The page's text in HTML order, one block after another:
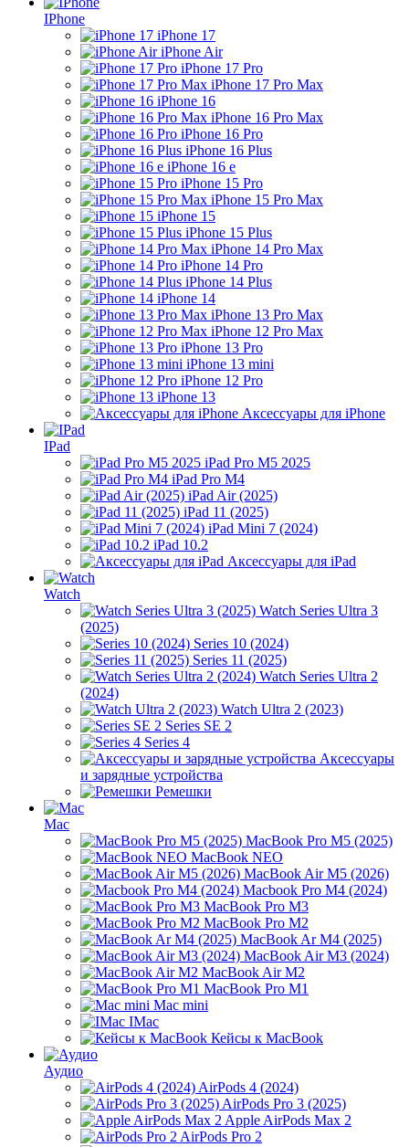
IPhone
iPhone 17
iPhone Air
iPhone 17 Pro
iPhone 17 Pro Max
iPhone 16
iPhone 16 Pro Max
iPhone 16 Pro
iPhone 16 Plus
iPhone 16 e
iPhone 15 Pro
iPhone 15 Pro Max
iPhone 15
iPhone 15 Plus
iPhone 14 Pro Max
iPhone 14 Pro
iPhone 14 Plus
iPhone 14
iPhone 13 Pro Max
iPhone 12 Pro Max
iPhone 13 Pro
iPhone 13 mini
iPhone 12 Pro
iPhone 13
Аксессуары для iPhone
IPad
iPad Pro M5 2025
iPad Pro M4
iPad Air (2025)
iPad 11 (2025)
iPad Mini 7 (2024)
iPad 10.2
Аксессуары для iPad
Watch
Watch Series Ultra 3
(2025)
Series 10 (2024)
Series 11 (2025)
Watch Series Ultra 2
(2024)
Watch Ultra 2 (2023)
Series SE 2
Series 4
Аксессуары
и зарядные устройства
Ремешки
Mac
MacBook Pro M5 (2025)
MacBook NEO
MacBook Air M5 (2026)
Macbook Pro M4 (2024)
MacBook Pro M3
MacBook Pro M2
MacBook Ar M4 (2025)
MacBook Air M3 (2024)
MacBook Air M2
MacBook Pro M1
Mac mini
IMac
Кейсы к MacBook
Аудио
AirPods 4 (2024)
AirPods Pro 3 (2025)
Apple AirPods Max 2
AirPods Pro 2